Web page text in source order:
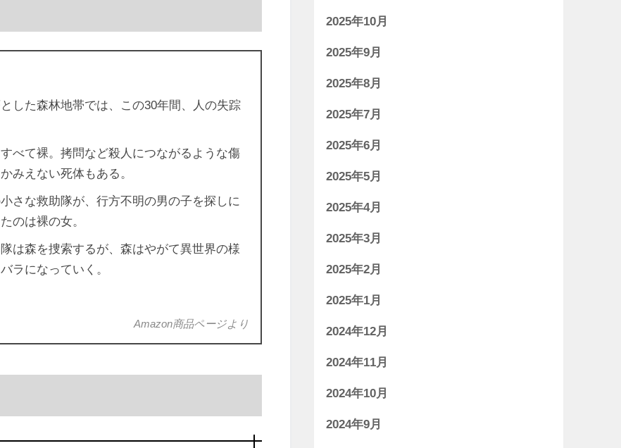
した森林地帯では、この30年間、人の失踪
べて裸。拷問など殺人につながるような傷
みえない死体もある。
さな救助隊が、行方不明の男の子を探しに
のは裸の女。
は森を捜索するが、森はやがて異世界の様
ラになっていく。
Amazon商品ページより
2025年10月
2025年9月
2025年8月
2025年7月
2025年6月
2025年5月
2025年4月
2025年3月
2025年2月
2025年1月
2024年12月
2024年11月
2024年10月
2024年9月